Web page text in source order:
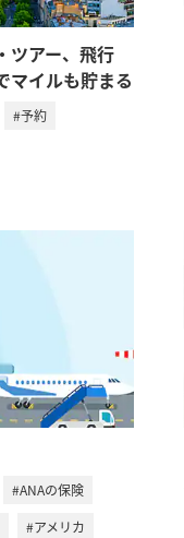
ツアー、飛行
マイルも貯まる
#予約
#ANAの保険
#アメリカ